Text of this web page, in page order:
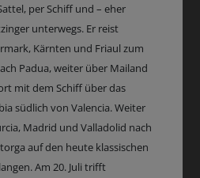
per Schiff und – eher
unterwegs. Er reist
Kärnten und Friaul zum
Padua, weiter über Mailand
mit dem Schiff über das
südlich von Valencia. Weiter
Madrid und Valladolid nach
auf den heute klassischen
Am 20. Juli trifft